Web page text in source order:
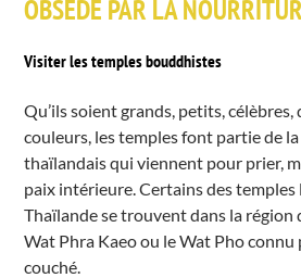
OBSÉDÉ PAR LA
Visiter les temples bouddhistes
Qu’ils soient grands, petits, célèbres,
couleurs, les temples font partie de
thaïlandais qui viennent pour prier,
paix intérieure. Certains des temples
Thaïlande se trouvent dans la région
Wat Phra Kaeo ou le Wat Pho
couché.